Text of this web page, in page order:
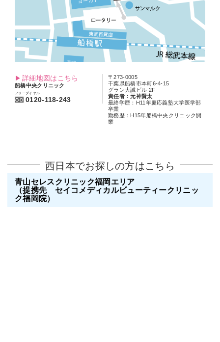
詳細地図はこちら
船橋中央クリニック
フリーダイヤル
0120-118-243
〒273-0005
千葉県船橋市本町6-4-15
グラン大誠ビル 2F
責任者：元神賢太
最終学歴：H11年慶応義塾大学医学部
卒業
勤務歴：H15年船橋中央クリニック開
業
西日本でお探しの方はこちら
青山セレスクリニック福岡エリア
（提携先 セイコメディカルビューティークリニッ
ク福岡院）